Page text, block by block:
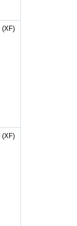
(XF)
(XF)